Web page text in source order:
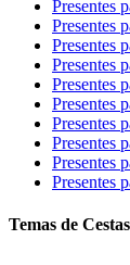
Presentes
Presentes
Presentes
Presentes
Presentes
Presentes
Presentes
Presentes
Presentes
Presentes
Temas de